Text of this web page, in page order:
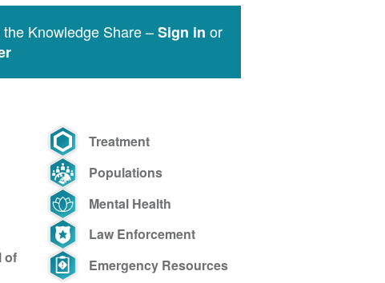
Knowledge Share –Sign in or
Treatment
Populations
Mental Health
Law Enforcement
of
Emergency Resources